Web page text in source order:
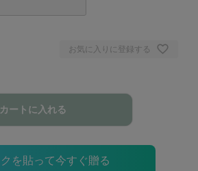
お気に入りに登録する
カートに入れる